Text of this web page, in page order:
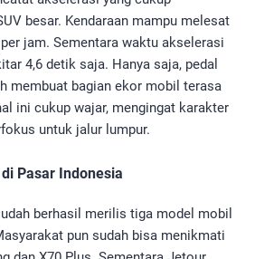
besar. Kendaraan mampu melesat
jam. Sementara waktu akselerasi
4,6 detik saja. Hanya saja, pedal
membuat bagian ekor mobil terasa
ini cukup wajar, mengingat karakter
untuk jalur lumpur.
Pasar Indonesia
berhasil merilis tiga model mobil
pun sudah bisa menikmati